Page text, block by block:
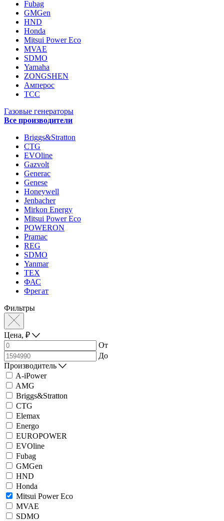
Fubag
GMGen
HND
Honda
Mitsui Power Eco
MVAE
SDMO
Yamaha
ZONGSHEN
Амперос
ТСС
Газовые генераторы
Все производители
Briggs&Stratton
CTG
EVOline
Gazvolt
Generac
Genese
Honeywell
Jenbacher
Mirkon Energy
Mitsui Power Eco
POWERON
Pramac
REG
SDMO
Yanmar
ТЕХ
ФАС
Фрегат
Фильтры
Цена, ₽
От
До
Производитель
A-iPower
AMG
Briggs&Stratton
CTG
Elemax
Energo
EUROPOWER
EVOline
Fubag
GMGen
HND
Honda
Mitsui Power Eco
MVAE
SDMO